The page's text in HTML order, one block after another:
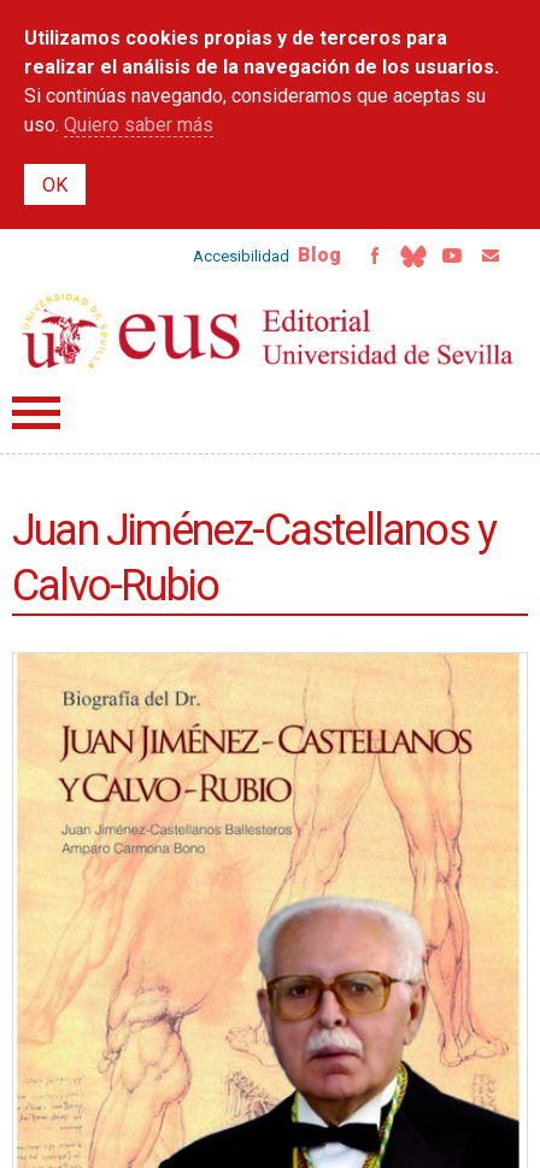
contenido
principal
Utilizamos cookies propias y de terceros para
realizar el análisis de la navegación de los usuarios.
Si continúas navegando, consideramos que aceptas su
uso. Quiero saber más
Accesibilidad Blog
Juan Jiménez-Castellanos y
Calvo-Rubio